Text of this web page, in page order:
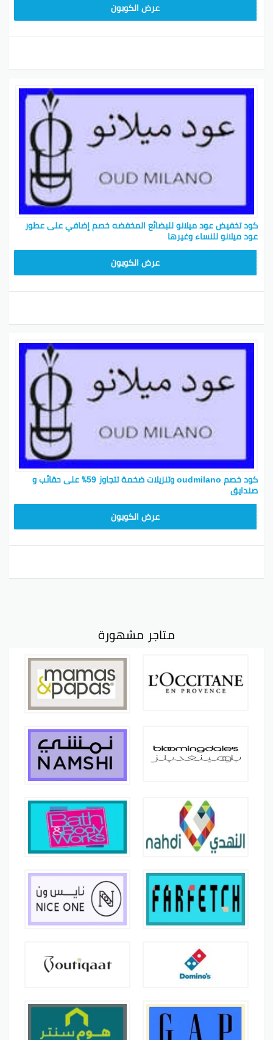
عرض الكوبون
كود تخفيض عود ميلانو للبضائع المخفضه خصم إضافي على عطور
عود ميلانو للنساء وغيرها
عرض الكوبون
كود خصم oudmilano وتنزيلات ضخمة تتجاوز 59٪ على حقائب و
صندايق
عرض الكوبون
متاجر مشهورة